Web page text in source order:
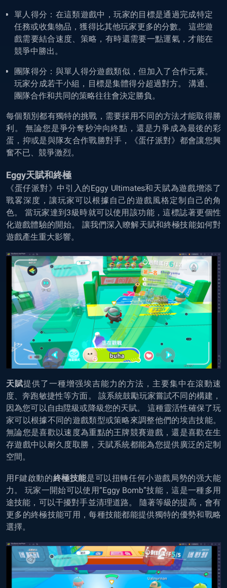
單人得分：在這類遊戲中，玩家的目標是通過完成特定
任務或收集物品，獲得比其他玩家更多的分數。 這些遊
戲需要結合速度、策略，有時還需要一點運氣，才能在
競爭中勝出。
團隊得分：與單人得分遊戲類似，但加入了合作元素。
玩家分成若干小組，目標是集體得分超過對方。 溝通、
團隊合作和共同的策略往往會決定勝負。
每個類別都有獨特的挑戰，需要採用不同的方法才能取得勝
利。 無論您是爭分奪秒沖向終點，還是力爭成為最後的彩
蛋，抑或是與隊友合作戰勝對手，《蛋仔派對》都會讓您興
奮不已、競爭激烈。
Eggy天賦和終極
《蛋仔派對》中引入的Eggy Ultimates和天賦為遊戲增添了
戰畧深度，讓玩家可以根據自己的遊戲風格定制自己的角
色。 當玩家達到3級時就可以使用該功能，這標誌著更個性
化遊戲體驗的開始。 讓我們深入瞭解天賦和終極技能如何對
遊戲產生重大影響。
天賦提供了一種增强埃吉能力的方法，主要集中在滾動速
度、奔跑敏捷性等方面。 該系統鼓勵玩家嘗試不同的構建，
因為您可以自由陞級或降級您的天賦。 這種靈活性確保了玩
家可以根據不同的遊戲類型或策略來調整他們的埃吉技能。
無論您是喜歡以速度為重點的王牌競賽遊戲，還是喜歡在生
存遊戲中以耐久度取勝，天賦系統都能為您提供廣泛的定制
空間。
用F鍵啟動的終極技能是可以扭轉任何小遊戲局勢的强大能
力。 玩家一開始可以使用“Eggy Bomb”技能，這是一種多用
途技能，可以干擾對手並清理道路。 隨著等級的提高，會有
更多的終極技能可用，每種技能都能提供獨特的優勢和戰略
選擇。